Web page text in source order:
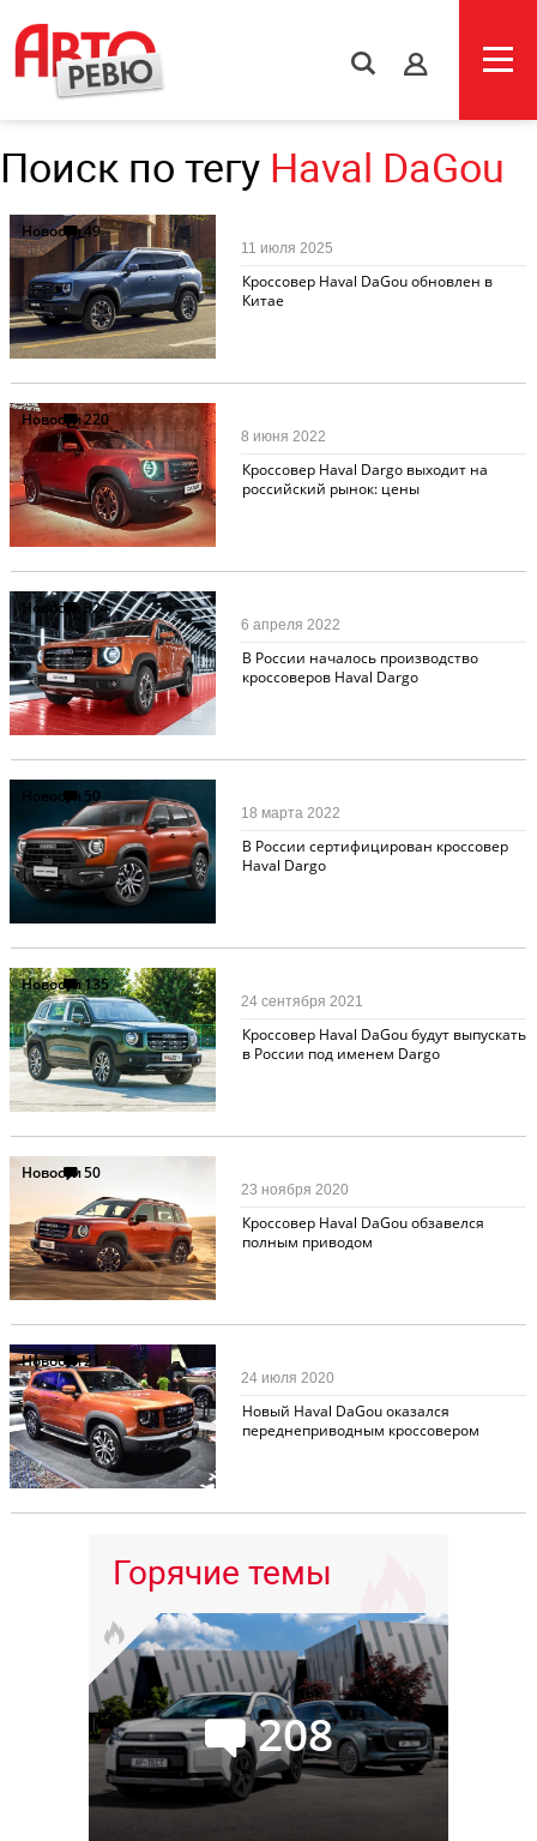
s
Поиск по тегу Haval DaGou
Новости49
Кроссовер Haval DaGou обновлен в
Китае
11 июля 2025
Новости220
Кроссовер Haval Dargo выходит на
российский рынок: цены
8 июня 2022
Новости 324
В России началось производство
кроссоверов Haval Dargo
6 апреля 2022
Новости 50
В России сертифицирован кроссовер
Haval Dargo
18 марта 2022
Новости135
Кроссовер Haval DaGou будут выпускать
в России под именем Dargo
24 сентября 2021
Новости50
Кроссовер Haval DaGou обзавелся
полным приводом
23 ноября 2020
Новости21
Новый Haval DaGou оказался
переднеприводным кроссовером
24 июля 2020
Горячие темы
208